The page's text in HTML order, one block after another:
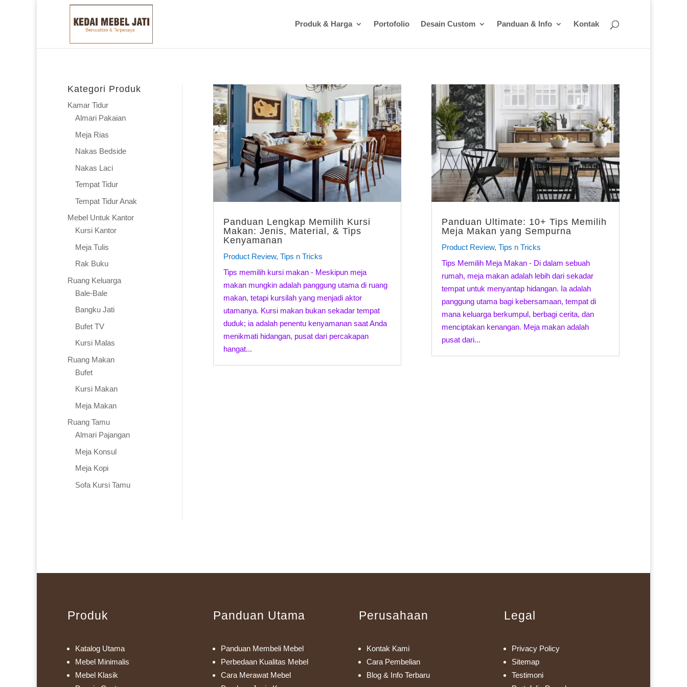
Produk & Harga Portofolio Desain Custom Panduan & Info Kontak
Kategori Produk
Kamar Tidur
Almari Pakaian
Meja Rias
Nakas Bedside
Nakas Laci
Tempat Tidur
Tempat Tidur Anak
Mebel Untuk Kantor
Kursi Kantor
Meja Tulis
Rak Buku
Ruang Keluarga
Bale-Bale
Bangku Jati
Bufet TV
Kursi Malas
Ruang Makan
Bufet
Kursi Makan
Meja Makan
Ruang Tamu
Almari Pajangan
Meja Konsul
Meja Kopi
Sofa Kursi Tamu
Panduan Lengkap Memilih Kursi
Makan: Jenis, Material, & Tips
Kenyamanan
Product Review, Tips n Tricks
Tips memilih kursi makan - Meskipun meja
makan mungkin adalah panggung utama di ruang
makan, tetapi kursilah yang menjadi aktor
utamanya. Kursi makan bukan sekadar tempat
duduk; ia adalah penentu kenyamanan saat Anda
menikmati hidangan, pusat dari percakapan
hangat...
Panduan Ultimate: 10+ Tips Memilih
Meja Makan yang Sempurna
Product Review,Tips n Tricks
Tips Memilih Meja Makan - Di dalam sebuah
rumah, meja makan adalah lebih dari sekadar
tempat untuk menyantap hidangan. Ia adalah
panggung utama bagi kebersamaan, tempat di
mana keluarga berkumpul, berbagi cerita, dan
menciptakan kenangan. Meja makan adalah
pusat dari...
Produk
Katalog Utama
Mebel Minimalis
Mebel Klasik
Panduan Utama
Panduan Membeli Mebel
Perbedaan Kualitas Mebel
Cara Merawat Mebel
Perusahaan
Kontak Kami
Cara Pembelian
Blog & Info Terbaru
Legal
Privacy Policy
Sitemap
Testimoni